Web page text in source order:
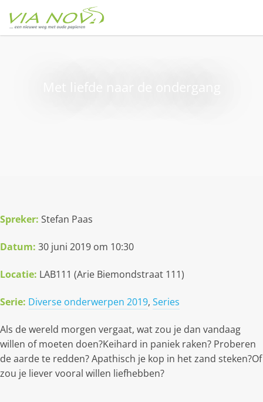
Spreker: Stefan Paas
Datum: 30 juni 2019 om 10:30
Locatie: LAB111 (Arie Biemondstraat 111)
Serie: Diverse onderwerpen 2019, Series
Als de wereld morgen vergaat, wat zou je dan vandaag
willen of moeten doen?Keihard in paniek raken? Proberen
de aarde te redden? Apathisch je kop in het zand steken?Of
zou je liever vooral willen liefhebben?